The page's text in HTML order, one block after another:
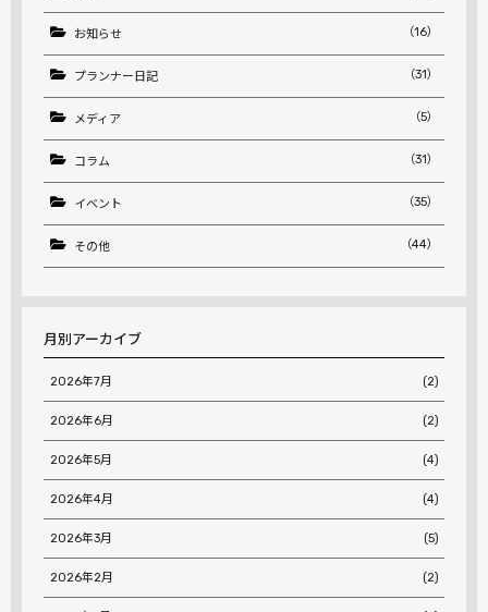
お知らせ （16）
プランナー日記 （31）
メディア （5）
コラム （31）
イベント （35）
その他 （44）
月別アーカイブ
2026年7月 (2)
2026年6月 (2)
2026年5月 (4)
2026年4月 (4)
2026年3月 (5)
2026年2月 (2)